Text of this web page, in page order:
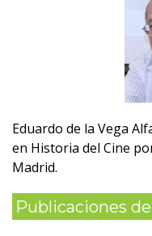
Eduardo de la Vega
en Historia del Cine
Madrid.
Publicaciones